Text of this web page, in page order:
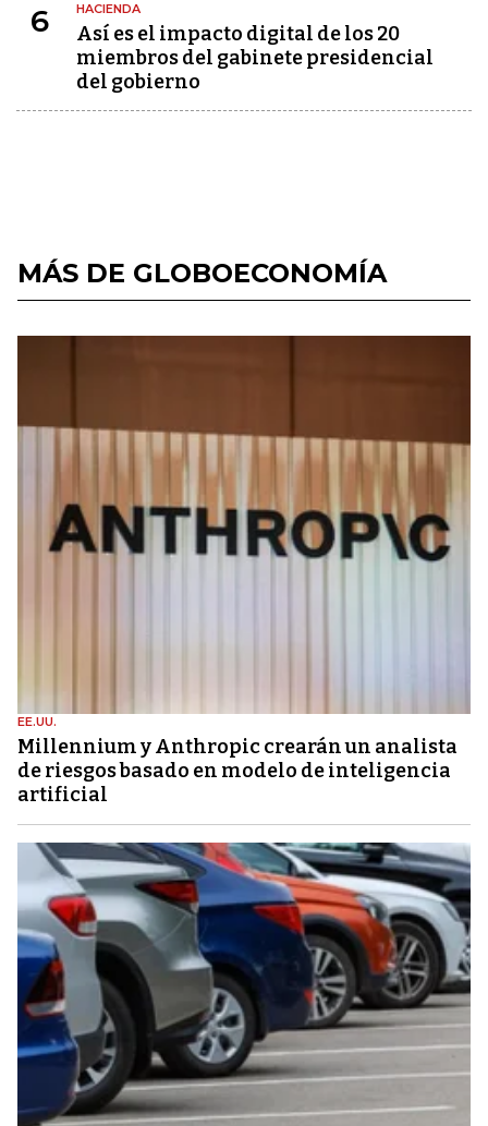
6 HACIENDA
Así es el impacto digital de los 20
miembros del gabinete presidencial
del gobierno
MÁS DE GLOBOECONOMÍA
EE.UU.
Millennium y Anthropic crearán un analista
de riesgos basado en modelo de inteligencia
artificial